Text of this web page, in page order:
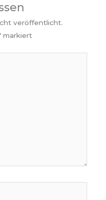
veröffentlicht.
markiert